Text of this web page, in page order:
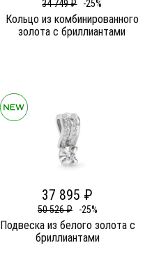
34 749 ₽ -25%
Кольцо из комбинированного
золота c бриллиантами
37 895 ₽
50 526 ₽ -25%
Подвеска из белого золота c
бриллиантами